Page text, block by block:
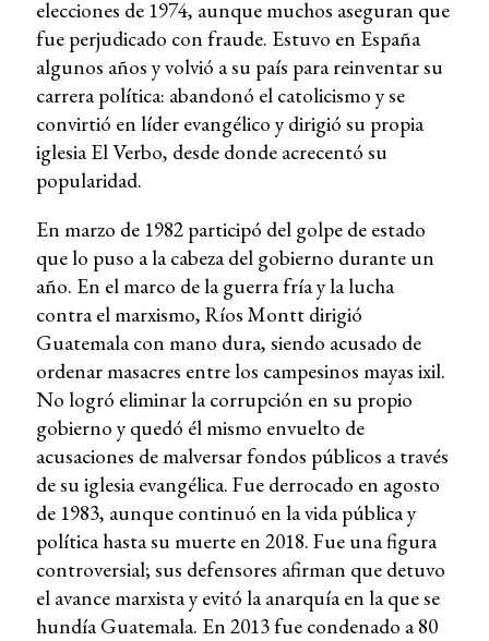
elecciones de 1974, aunque muchos aseguran que
fue perjudicado con fraude. Estuvo en España
algunos años y volvió a su país para reinventar su
carrera política: abandonó el catolicismo y se
convirtió en líder evangélico y dirigió su propia
iglesia El Verbo, desde donde acrecentó su
popularidad.
En marzo de 1982 participó del golpe de estado
que lo puso a la cabeza del gobierno durante un
año. En el marco de la guerra fría y la lucha
contra el marxismo, Ríos Montt dirigió
Guatemala con mano dura, siendo acusado de
ordenar masacres entre los campesinos mayas ixil.
No logró eliminar la corrupción en su propio
gobierno y quedó él mismo envuelto de
acusaciones de malversar fondos públicos a través
de su iglesia evangélica. Fue derrocado en agosto
de 1983, aunque continuó en la vida pública y
política hasta su muerte en 2018. Fue una figura
controversial; sus defensores afirman que detuvo
el avance marxista y evitó la anarquía en la que se
hundía Guatemala. En 2013 fue condenado a 80